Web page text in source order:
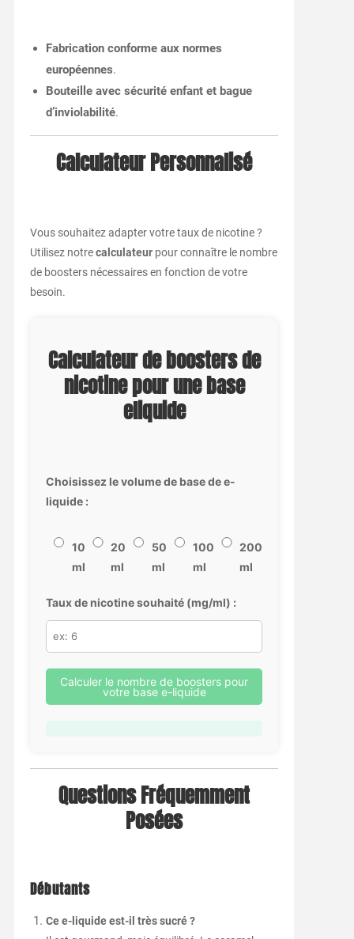
Fabrication conforme aux normes
européennes.
Bouteille avec sécurité enfant et bague
d’inviolabilité.
Calculateur Personnalisé
Vous souhaitez adapter votre taux de nicotine ?
Utilisez notrecalculateurpour connaître le nombre
de boosters nécessaires en fonction de votre
besoin.
Calculateur de boosters de
nicotine pour une base
eliquide
Choisissez le volume de base de e-
liquide :
10
ml
20
ml
50
ml
100
ml
200
ml
Taux de nicotine souhaité (mg/ml) :
Calculer le nombre de boosters pour
votre base e-liquide
Questions Fréquemment
Posées
Débutants
Ce e-liquide est-il très sucré ?